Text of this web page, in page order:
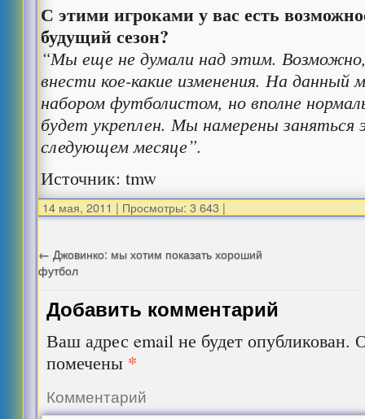
С этими игроками у вас есть
будущий сезон?
“Мы еще не думали над этим. Возможно,
внести кое-какие изменения. На данный
набором футболистом, но вполне
будет укреплен. Мы намерены заняться
следующем месяце”.
Источник: tmw
14 мая, 2011 | Просмотры: 3 643 |
← Джовинко: мы хотим показать хороший
футбол
Добавить комментарий
Ваш адрес email не будет опубликован.
помечены *
Комментарий